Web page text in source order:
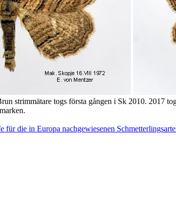
strimmätare togs första gången i Sk 2010. 2017
für die in Europa nachgewiesenen